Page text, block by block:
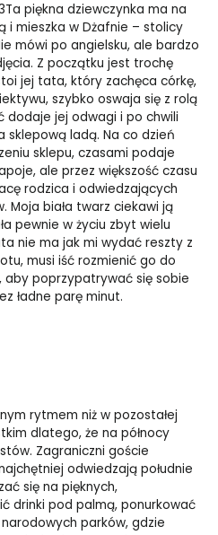
Ta piękna dziewczynka ma na
i mieszka w Dżafnie – stolicy
mówi po angielsku, ale bardzo
Z początku jest trochę
jej tata, który zachęca córkę,
szybko oswaja się z rolą
dodaje jej odwagi i po chwili
sklepową ladą. Na co dzień
sklepu, czasami podaje
ale przez większość czasu
rodzica i odwiedzających
Moja biała twarz ciekawi ją
pewnie w życiu zbyt wielu
nie ma jak mi wydać reszty z
musi iść rozmienić go do
aby poprzypatrywać się sobie
ładne parę minut.
rytmem niż w pozostałej
dlatego, że na północy
Zagraniczni goście
odwiedzają południe
się na pięknych,
drinki pod palmą, ponurkować
parków, gdzie